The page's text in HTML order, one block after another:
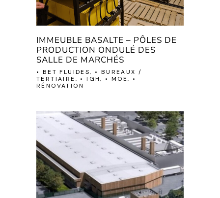
IMMEUBLE BASALTE – PÔLES DE
PRODUCTION ONDULÉ DES
SALLE DE MARCHÉS
• BET FLUIDES, • BUREAUX /
TERTIAIRE, • IGH, • MOE, •
RÉNOVATION